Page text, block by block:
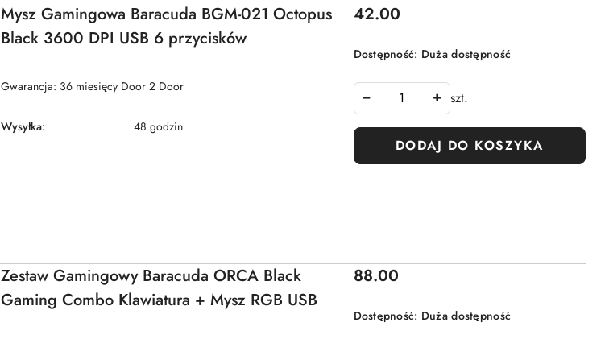
Mysz Gamingowa Baracuda BGM-021 Octopus
Black 3600 DPI USB 6 przycisków
Gwarancja: 36 miesięcy Door 2 Door
Wysyłka: 48 godzin
Cena:
42.00
Dostępność: Duża dostępność
szt.
DODAJ DO KOSZYKA
Zestaw Gamingowy Baracuda ORCA Black
Gaming Combo Klawiatura + Mysz RGB USB
Cena:
88.00
Dostępność: Duża dostępność